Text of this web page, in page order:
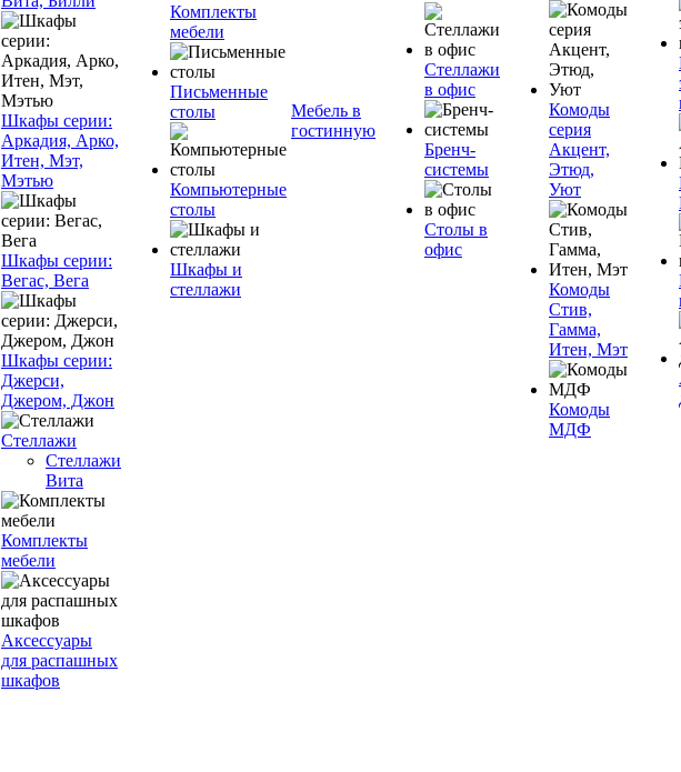
Шкафы серии:
Аркадия, Арко,
Итен, Мэт,
Мэтью
Шкафы серии:
Вегас, Вега
Шкафы серии:
Джерси,
Джером, Джон
Стеллажи
Стеллажи
Вита
Комплекты
мебели
Аксессуары
для распашных
шкафов
Комплекты
мебели
Письменные
столы
Компьютерные
столы
Шкафы и
стеллажи
Мебель в
гостинную
Стеллажи
в офис
Бренч-
системы
Столы в
офис
Комоды
серия
Акцент,
Этюд,
Уют
Комоды
Стив,
Гамма,
Итен, Мэт
Комоды
МДФ